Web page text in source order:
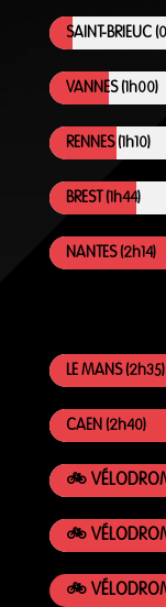
SAINT-BRIEUC
VANNES (1h00)
RENNES (1h10)
BREST (1h44)
NANTES (2h14)
LE MANS (2h35)
CAEN (2h40)
🚲
🚲
🚲